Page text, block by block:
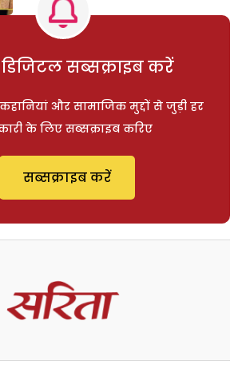
डिजिटल सब्सक्राइब करें
और सामाजिक मुद्दों से जुड़ी हर
के लिए सब्सक्राइब करिए
सब्सक्राइब करें